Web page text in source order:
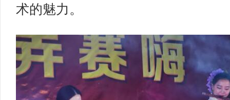
术的魅力。